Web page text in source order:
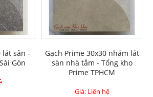
lát sân -
Gòn
Gạch Prime 30x30 nhám lát
sàn nhà tắm - Tổng kho
Prime TPHCM
Giá: Liên hệ